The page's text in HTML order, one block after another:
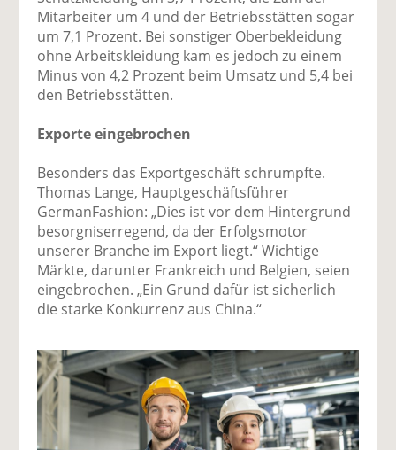
Mitarbeiter um 4 und der Betriebsstätten sogar
um 7,1 Prozent. Bei sonstiger Oberbekleidung
ohne Arbeitskleidung kam es jedoch zu einem
Minus von 4,2 Prozent beim Umsatz und 5,4 bei
den Betriebsstätten.
Exporte eingebrochen
Besonders das Exportgeschäft schrumpfte.
Thomas Lange, Hauptgeschäftsführer
GermanFashion: „Dies ist vor dem Hintergrund
besorgniserregend, da der Erfolgsmotor
unserer Branche im Export liegt.“ Wichtige
Märkte, darunter Frankreich und Belgien, seien
eingebrochen. „Ein Grund dafür ist sicherlich
die starke Konkurrenz aus China.“